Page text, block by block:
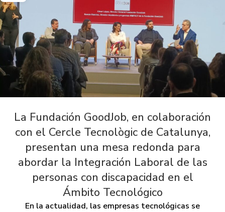
La Fundación GoodJob, en colaboración
con el Cercle Tecnològic de Catalunya,
presentan una mesa redonda para
abordar la Integración Laboral de las
personas con discapacidad en el
Ámbito Tecnológico
En la actualidad, las empresas tecnológicas se